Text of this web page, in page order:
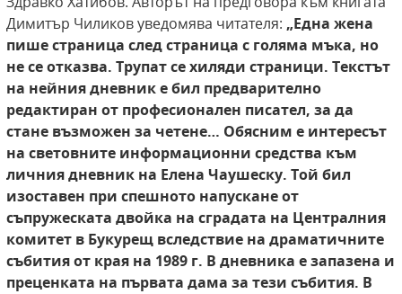
Димитър Чиликов уведомява читателя: „Една жена
пише страница следстраница с голяма мъка, но
не се отказва. Трупат се хиляди страници. Текстът
на нейниядневник е бил предварително
редактиран от професионален писател, за да
стане възможен за четене… Обясним е интересът
на световните информационни средства към
личния дневник на Елена Чаушеску. Той бил
изоставен при спешното напускане от
съпружеската двойка на сградата на Централния
комитет в Букурещ вследствие на драматичните
събитияот края на 1989 г. В дневника е запазена и
преценката на първата дама за тези събития. В